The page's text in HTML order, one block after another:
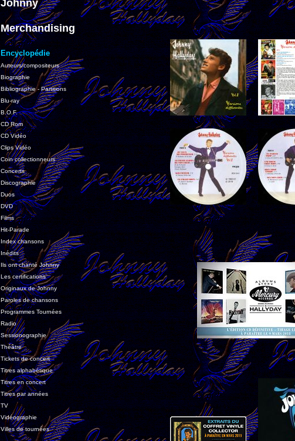
Johnny
Merchandising
Encyclopédie
Auteurs/compositeurs
Biographie
Bibliographie - Partitions
Blu-ray
B.O.F.
CD Rom
CD Vidéo
Clips Vidéo
Coin collectionneurs
Concerts
Discographie
Duos
DVD
Films
Hit-Parade
Index chansons
Inédits
Ils ont chanté Johnny
Les certifications
Originaux de Johnny
Paroles de chansons
Programmes Tournées
Radio
Sessionographie
Théâtre
Tickets de concert
Titres alphabétique
Titres en concert
Titres par années
TV
Vidéographie
Villes de tournées